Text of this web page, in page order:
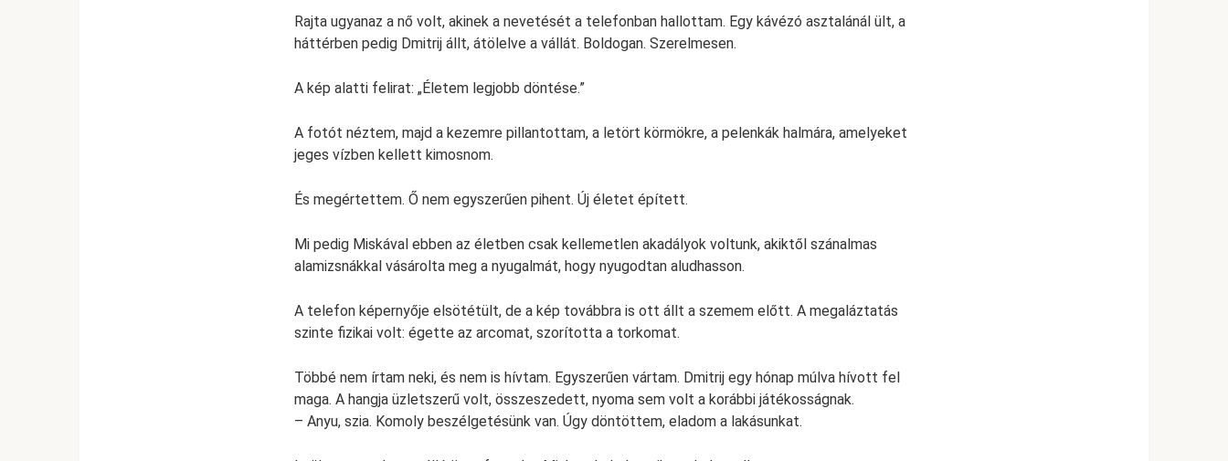
Rajta ugyanaz a nő volt, akinek a nevetését a telefonban hallottam. Egy kávézó asztalánál ült, a
háttérben pedig Dmitrij állt, átölelve a vállát. Boldogan. Szerelmesen.
A kép alatti felirat: „Életem legjobb döntése.”
A fotót néztem, majd a kezemre pillantottam, a letört körmökre, a pelenkák halmára, amelyeket
jeges vízben kellett kimosnom.
És megértettem. Ő nem egyszerűen pihent. Új életet épített.
Mi pedig Miskával ebben az életben csak kellemetlen akadályok voltunk, akiktől szánalmas
alamizsnákkal vásárolta meg a nyugalmát, hogy nyugodtan aludhasson.
A telefon képernyője elsötétült, de a kép továbbra is ott állt a szemem előtt. A megaláztatás
szinte fizikai volt: égette az arcomat, szorította a torkomat.
Többé nem írtam neki, és nem is hívtam. Egyszerűen vártam. Dmitrij egy hónap múlva hívott fel
maga. A hangja üzletszerű volt, összeszedett, nyoma sem volt a korábbi játékosságnak.
– Anyu, szia. Komoly beszélgetésünk van. Úgy döntöttem, eladom a lakásunkat.